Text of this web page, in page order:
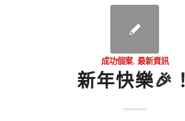
成功個案, 最新資訊
新年快樂🎉！